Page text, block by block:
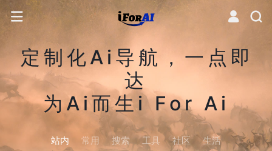
定制化Ai导航，一点即
达
为Ai而生i For Ai
站内 常用 搜索 工具 社区 生活